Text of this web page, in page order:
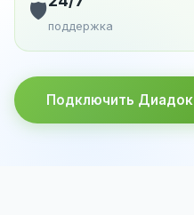
🛡️
поддержка
Подключить Диадок